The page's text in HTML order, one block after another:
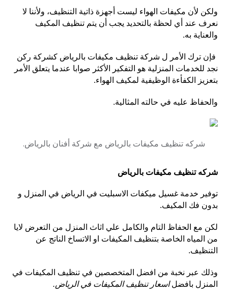
ولكن لأن مكيفات الهواء ليست أجهزة ذاتية التنظيف، ولأننا لا
نعرف عند أي لحظة بالتحديد يجب أن يتم تنظيف المكيف
والعناية به.
فإن ترك الأمر ل شركة تنظيف مكيفات بالرياض كشركة ركن
نجد للخدمات المنزلية هو التفكير الأكثر صوابا عندما يتعلق الأمر
بتعزيز الكفأءة الوظيفية لمكيف الهواء.
والحفاظ عليه في حالته المثالية.
شركه تنظيف مكيفات بالرياض مع شركة أفنان بالرياض.
شركه تنظيف مكيفات بالرياض
توفير خدمة غسيل ميكفات الاسبليت في الرياض في المنزل و
بدون فك المكيف.
لكن مع الحفاظ التام والكامل علي اثاث المنزل من التعرض لايا
من المياه الخاصة بتنظيف المكيفات او الاتساخ الناتج عن
التنظيف.
وذلك عبر نخبة من افضل المتخصصين في تنظيف المكيفات في
المنزل بافضلاسعار تنظيف المكيفات في الرياض.